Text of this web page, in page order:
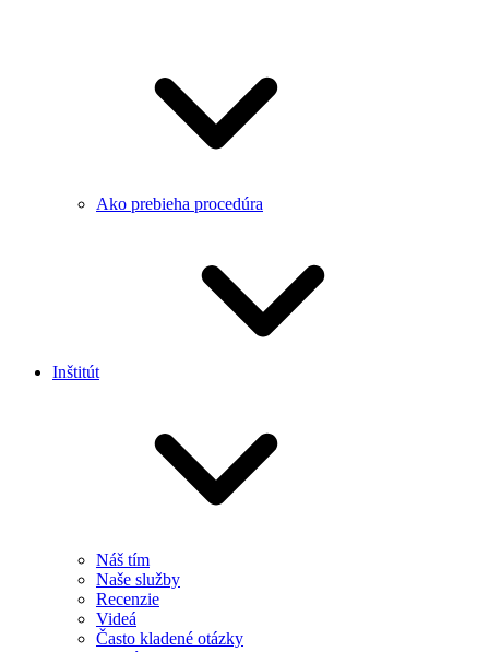
Ako prebieha procedúra
Inštitút
Náš tím
Naše služby
Recenzie
Videá
Často kladené otázky